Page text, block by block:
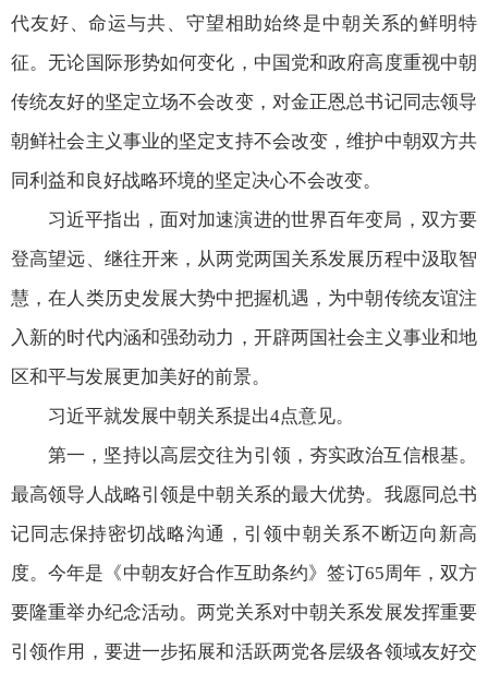
代友好、命运与共、守望相助始终是中朝关系的鲜明特
征。无论国际形势如何变化，中国党和政府高度重视中朝
传统友好的坚定立场不会改变，对金正恩总书记同志领导
朝鲜社会主义事业的坚定支持不会改变，维护中朝双方共
同利益和良好战略环境的坚定决心不会改变。
习近平指出，面对加速演进的世界百年变局，双方要
登高望远、继往开来，从两党两国关系发展历程中汲取智
慧，在人类历史发展大势中把握机遇，为中朝传统友谊注
入新的时代内涵和强劲动力，开辟两国社会主义事业和地
区和平与发展更加美好的前景。
习近平就发展中朝关系提出4点意见。
第一，坚持以高层交往为引领，夯实政治互信根基。
最高领导人战略引领是中朝关系的最大优势。我愿同总书
记同志保持密切战略沟通，引领中朝关系不断迈向新高
度。今年是《中朝友好合作互助条约》签订65周年，双方
要隆重举办纪念活动。两党关系对中朝关系发展发挥重要
引领作用，要进一步拓展和活跃两党各层级各领域友好交